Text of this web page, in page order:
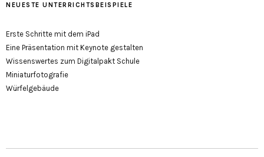
NEUESTE UNTERRICHTSBEISPIELE
Erste Schritte mit dem iPad
Eine Präsentation mit Keynote gestalten
Wissenswertes zum Digitalpakt Schule
Miniaturfotografie
Würfelgebäude